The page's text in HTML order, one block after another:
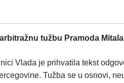
tužbu Pramoda
Vlada je prihvatila tekst
Tužba se u osnovi,